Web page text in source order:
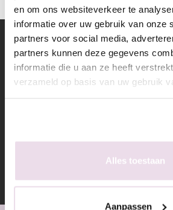
en om ons websiteverkeer te
informatie over uw gebruik van onze
partners voor social media,
partners kunnen deze gegevens
informatie die u aan ze heeft
verzameld op basis van uw gebruik
Alles toestaan
Aanpassen
Schrijf je in voor de
9.4/ 10